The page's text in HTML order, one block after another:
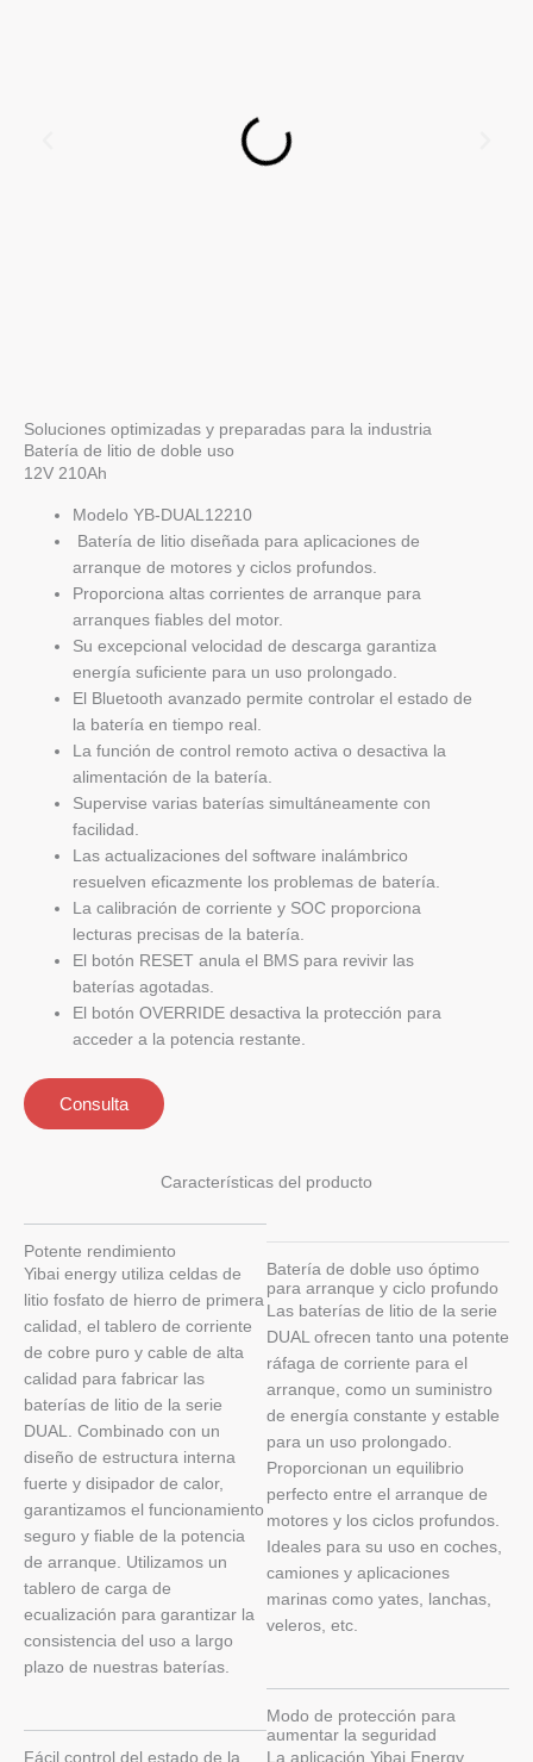
Soluciones optimizadas y preparadas para la industria
Batería de litio de doble uso
12V 210Ah
Modelo YB-DUAL12210
Batería de litio diseñada para aplicaciones de
arranque de motores y ciclos profundos.
Proporciona altas corrientes de arranque para
arranques fiables del motor.
Su excepcional velocidad de descarga garantiza
energía suficiente para un uso prolongado.
El Bluetooth avanzado permite controlar el estado de
la batería en tiempo real.
La función de control remoto activa o desactiva la
alimentación de la batería.
Supervise varias baterías simultáneamente con
facilidad.
Las actualizaciones del software inalámbrico
resuelven eficazmente los problemas de batería.
La calibración de corriente y SOC proporciona
lecturas precisas de la batería.
El botón RESET anula el BMS para revivir las
baterías agotadas.
El botón OVERRIDE desactiva la protección para
acceder a la potencia restante.
Consulta
Características del producto
Potente rendimiento
Yibai energy utiliza celdas de
litio fosfato de hierro de primera
calidad, el tablero de corriente
de cobre puro y cable de alta
calidad para fabricar las
baterías de litio de la serie
DUAL. Combinado con un
diseño de estructura interna
fuerte y disipador de calor,
garantizamos el funcionamiento
seguro y fiable de la potencia
de arranque. Utilizamos un
tablero de carga de
ecualización para garantizar la
consistencia del uso a largo
plazo de nuestras baterías.
Fácil control del estado de la
Batería de doble uso óptimo
para arranque y ciclo profundo
Las baterías de litio de la serie
DUAL ofrecen tanto una potente
ráfaga de corriente para el
arranque, como un suministro
de energía constante y estable
para un uso prolongado.
Proporcionan un equilibrio
perfecto entre el arranque de
motores y los ciclos profundos.
Ideales para su uso en coches,
camiones y aplicaciones
marinas como yates, lanchas,
veleros, etc.
Modo de protección para
aumentar la seguridad
La aplicación Yibai Energy